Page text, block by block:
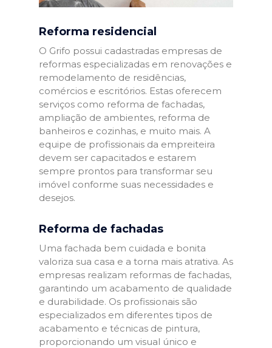
Reforma residencial
O Grifo possui cadastradas empresas de
reformas especializadas em renovações e
remodelamento de residências,
comércios e escritórios. Estas oferecem
serviços como reforma de fachadas,
ampliação de ambientes, reforma de
banheiros e cozinhas, e muito mais. A
equipe de profissionais da empreiteira
devem ser capacitados e estarem
sempre prontos para transformar seu
imóvel conforme suas necessidades e
desejos.
Reforma de fachadas
Uma fachada bem cuidada e bonita
valoriza sua casa e a torna mais atrativa. As
empresas realizam reformas de fachadas,
garantindo um acabamento de qualidade
e durabilidade. Os profissionais são
especializados em diferentes tipos de
acabamento e técnicas de pintura,
proporcionando um visual único e